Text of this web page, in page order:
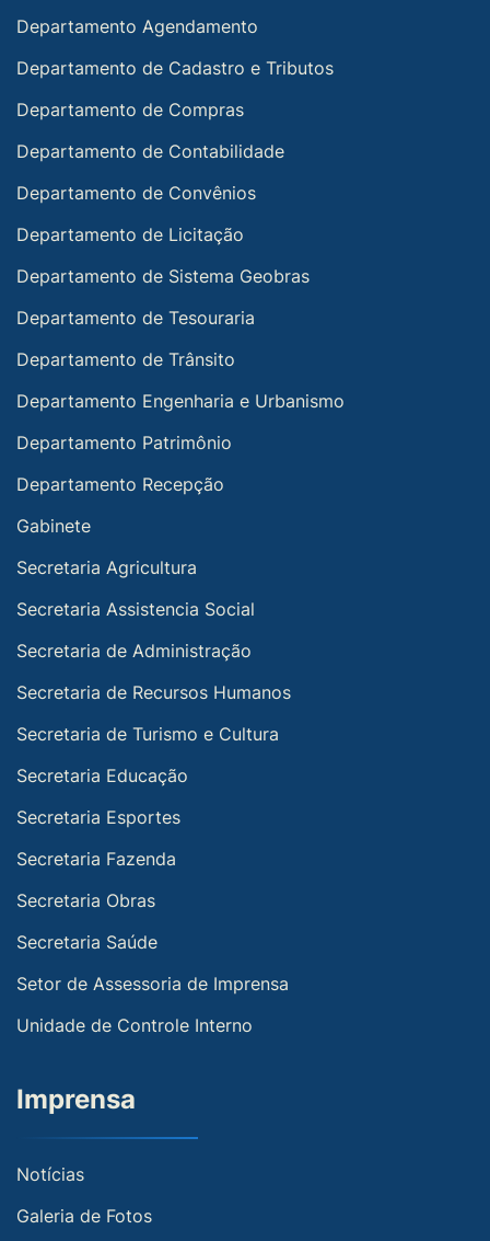
Departamento Agendamento
Departamento de Cadastro e Tributos
Departamento de Compras
Departamento de Contabilidade
Departamento de Convênios
Departamento de Licitação
Departamento de Sistema Geobras
Departamento de Tesouraria
Departamento de Trânsito
Departamento Engenharia e Urbanismo
Departamento Patrimônio
Departamento Recepção
Gabinete
Secretaria Agricultura
Secretaria Assistencia Social
Secretaria de Administração
Secretaria de Recursos Humanos
Secretaria de Turismo e Cultura
Secretaria Educação
Secretaria Esportes
Secretaria Fazenda
Secretaria Obras
Secretaria Saúde
Setor de Assessoria de Imprensa
Unidade de Controle Interno
Imprensa
Notícias
Galeria de Fotos